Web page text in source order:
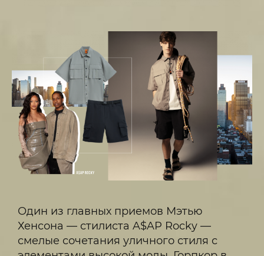
Один из главных приемов Мэтью
Хенсона — стилиста A$AP Rocky —
смелые сочетания уличного стиля с